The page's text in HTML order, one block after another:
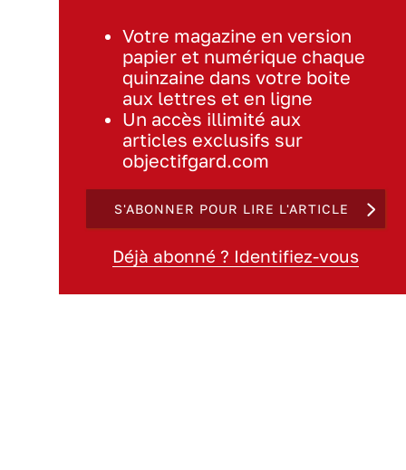
Votre magazine en version
papier et numérique chaque
quinzaine dans votre boite
aux lettres et en ligne
Un accès illimité aux
articles exclusifs sur
objectifgard.com
S'ABONNER POUR LIRE L'ARTICLE
Déjà abonné ? Identifiez-vous